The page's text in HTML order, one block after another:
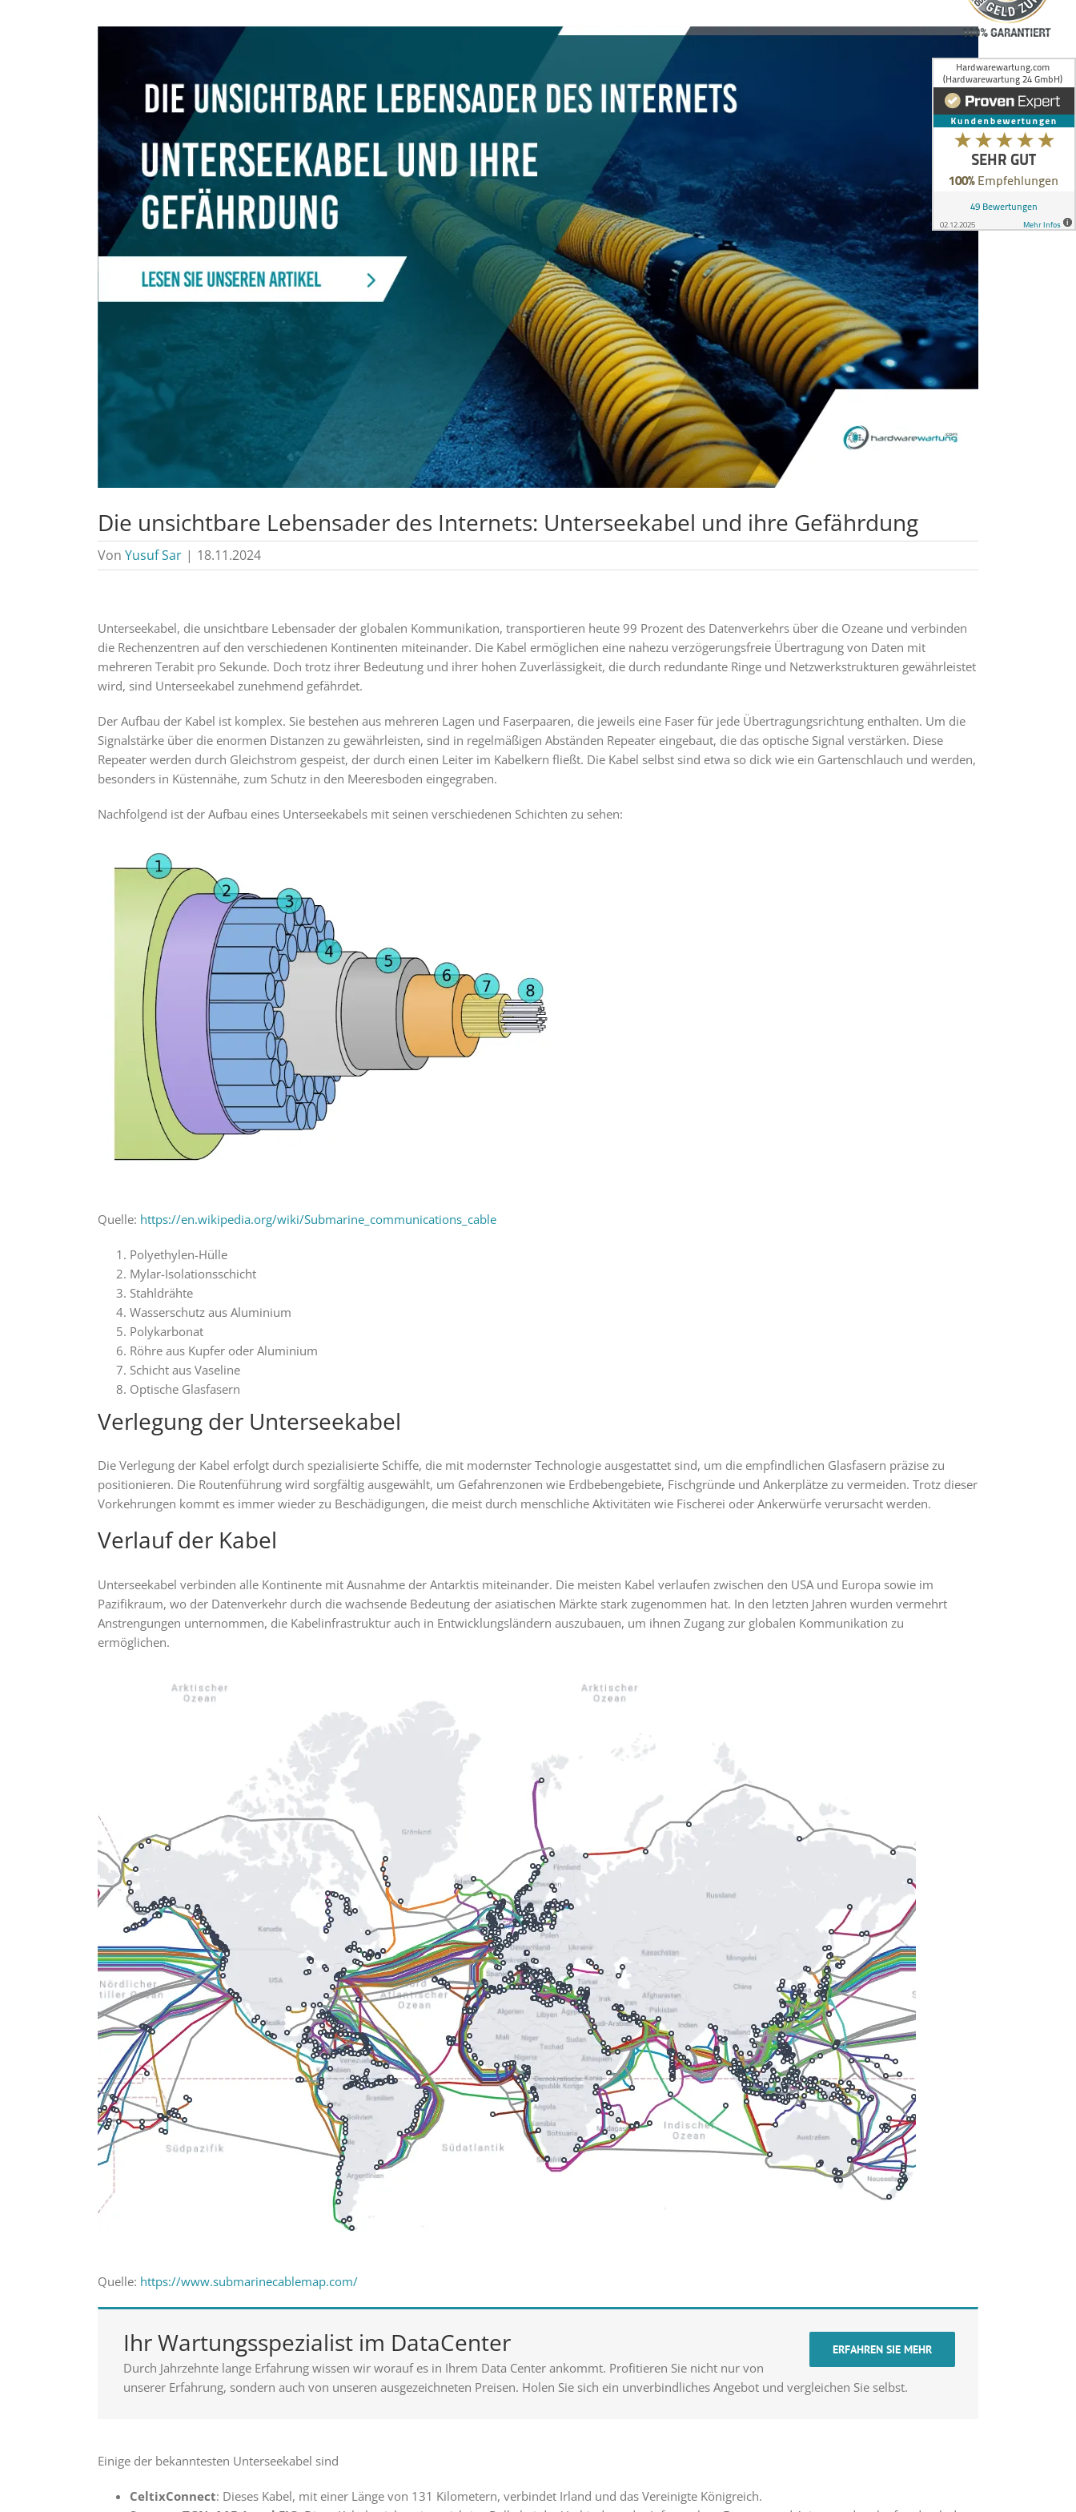
Die unsichtbare Lebensader des Internets: Unterseekabel und ihre Gefährdung
Von Yusuf Sar | 18.11.2024
Unterseekabel, die unsichtbare Lebensader der globalen Kommunikation, transportieren heute 99 Prozent des Datenverkehrs über die Ozeane und verbinden
die Rechenzentren auf den verschiedenen Kontinenten miteinander. Die Kabel ermöglichen eine nahezu verzögerungsfreie Übertragung von Daten mit
mehreren Terabit pro Sekunde. Doch trotz ihrer Bedeutung und ihrer hohen Zuverlässigkeit, die durch redundante Ringe und Netzwerkstrukturen gewährleistet
wird, sind Unterseekabel zunehmend gefährdet.
Der Aufbau der Kabel ist komplex. Sie bestehen aus mehreren Lagen und Faserpaaren, die jeweils eine Faser für jede Übertragungsrichtung enthalten. Um die
Signalstärke über die enormen Distanzen zu gewährleisten, sind in regelmäßigen Abständen Repeater eingebaut, die das optische Signal verstärken. Diese
Repeater werden durch Gleichstrom gespeist, der durch einen Leiter im Kabelkern fließt. Die Kabel selbst sind etwa so dick wie ein Gartenschlauch und werden,
besonders in Küstennähe, zum Schutz in den Meeresboden eingegraben.
Nachfolgend ist der Aufbau eines Unterseekabels mit seinen verschiedenen Schichten zu sehen:
Quelle: https://en.wikipedia.org/wiki/Submarine_communications_cable
Polyethylen-Hülle
Mylar-Isolationsschicht
Stahldrähte
Wasserschutz aus Aluminium
Polykarbonat
Röhre aus Kupfer oder Aluminium
Schicht aus Vaseline
Optische Glasfasern
Verlegung der Unterseekabel
Die Verlegung der Kabel erfolgt durch spezialisierte Schiffe, die mit modernster Technologie ausgestattet sind, um die empfindlichen Glasfasern präzise zu
positionieren. Die Routenführung wird sorgfältig ausgewählt, um Gefahrenzonen wie Erdbebengebiete, Fischgründe und Ankerplätze zu vermeiden. Trotz dieser
Vorkehrungen kommt es immer wieder zu Beschädigungen, die meist durch menschliche Aktivitäten wie Fischerei oder Ankerwürfe verursacht werden.
Verlauf der Kabel
Unterseekabel verbinden alle Kontinente mit Ausnahme der Antarktis miteinander. Die meisten Kabel verlaufen zwischen den USA und Europa sowie im
Pazifikraum, wo der Datenverkehr durch die wachsende Bedeutung der asiatischen Märkte stark zugenommen hat. In den letzten Jahren wurden vermehrt
Anstrengungen unternommen, die Kabelinfrastruktur auch in Entwicklungsländern auszubauen, um ihnen Zugang zur globalen Kommunikation zu
ermöglichen.
Quelle: https://www.submarinecablemap.com/
ERFAHREN SIE MEHR
Ihr Wartungsspezialist im DataCenter
Durch Jahrzehnte lange Erfahrung wissen wir worauf es in Ihrem Data Center ankommt. Profitieren Sie nicht nur von
unserer Erfahrung, sondern auch von unseren ausgezeichneten Preisen. Holen Sie sich ein unverbindliches Angebot und vergleichen Sie selbst.
Einige der bekanntesten Unterseekabel sind
CeltixConnect: Dieses Kabel, mit einer Länge von 131 Kilometern, verbindet Irland und das Vereinigte Königreich.